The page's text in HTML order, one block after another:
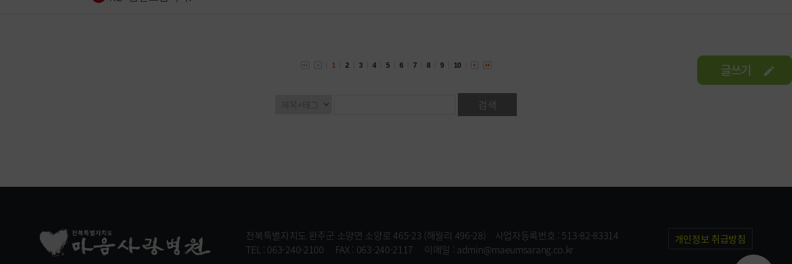
1 2 3 4 5 6 7 8 9 10 글쓰기
전북특별자치도 완주군 소양면 소양로 465-23 (해월리 496-28)
사업자등록번호 : 513-82-83314
TEL : 063-240-2100
FAX : 063-240-2117 이메일 : admin@maeumsarang.co.kr
개인정보 취급방침